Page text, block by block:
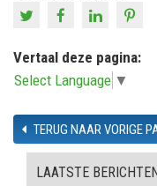
Vertaal deze pagina:
Select Language ▼
TERUG NAAR VORIGE
LAATSTE